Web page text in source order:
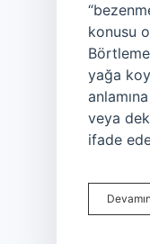
konusu
yağa
veya
ifade